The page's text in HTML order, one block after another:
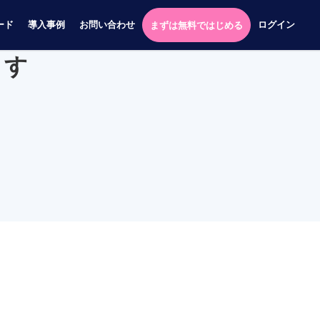
ド 導入事例 お問い合わせ まずは無料ではじめる ログイン